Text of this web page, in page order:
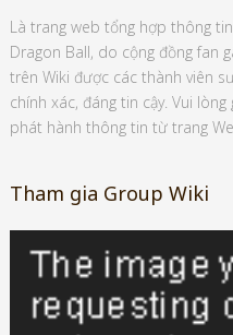
Là trang web tổng hợp thông
Dragon Ball, do cộng đồng fan
trên Wiki được các thành viên
chính xác, đáng tin cậy. Vui
phát hành thông tin từ trang
Tham gia Group Wiki